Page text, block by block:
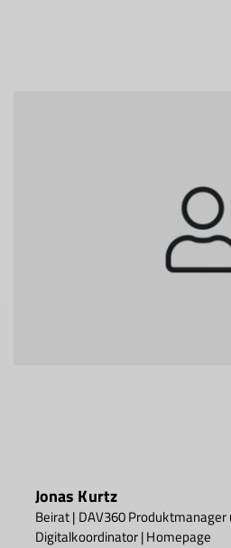
Jonas Kurtz
Beirat | DAV360
Digitalkoordinator | Homepage